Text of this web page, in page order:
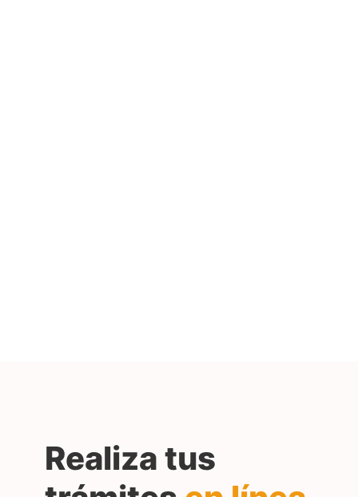
Realiza tus